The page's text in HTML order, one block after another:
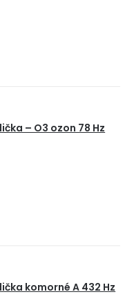
– O3 ozon 78 Hz
komorné A 432 Hz